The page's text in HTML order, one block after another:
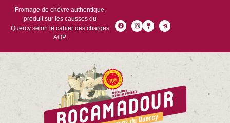
Fromage de chèvre authentique,
produit sur les causses du
Quercy selon le cahier des charges
AOP.